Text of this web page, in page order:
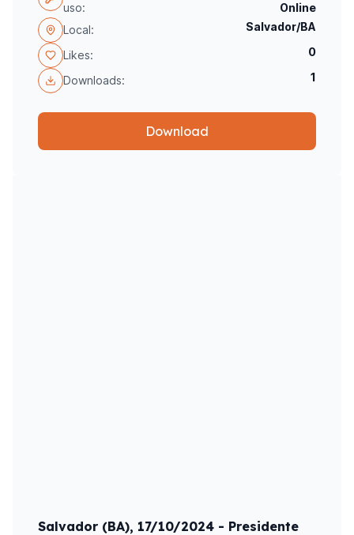
uso:
Online
Local:
Salvador/BA
Likes: 0
Downloads: 1
Download
Salvador (BA), 17/10/2024 - Presidente